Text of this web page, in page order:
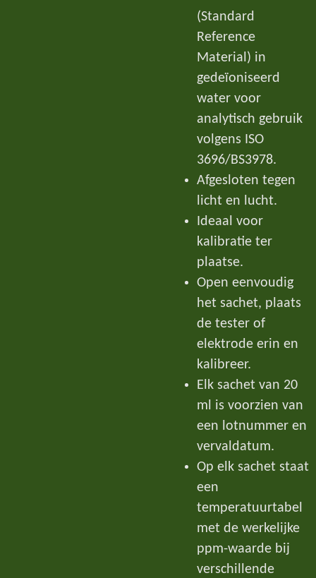
(Standard
Reference
Material) in
gedeïoniseerd
water voor
analytisch gebruik
volgens ISO
3696/BS3978.
Afgesloten tegen
licht en lucht.
Ideaal voor
kalibratie ter
plaatse.
Open eenvoudig
het sachet, plaats
de tester of
elektrode erin en
kalibreer.
Elk sachet van 20
ml is voorzien van
een lotnummer en
vervaldatum.
Op elk sachet staat
een
temperatuurtabel
met de werkelijke
ppm-waarde bij
verschillende